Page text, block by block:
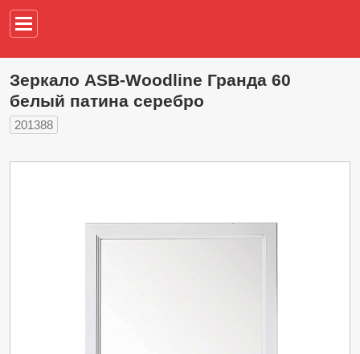
Зеркало ASB-Woodline Гранда 60
белый патина серебро
201388